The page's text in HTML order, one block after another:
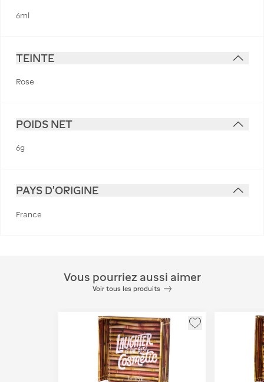
6ml
TEINTE
Rose
POIDS NET
6g
PAYS D'ORIGINE
France
Vous pourriez aussi aimer
Voir tous les produits